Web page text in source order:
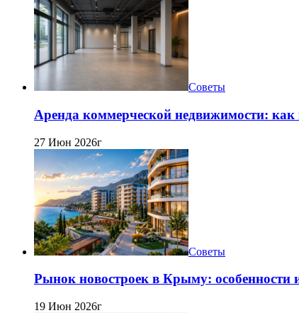
Советы
Аренда коммерческой недвижимости:
27 Июн 2026г
Советы
Рынок новостроек в Крыму: особенности
19 Июн 2026г